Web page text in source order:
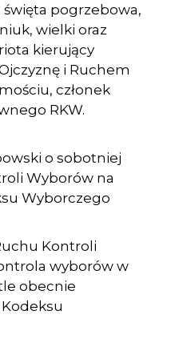
święta pogrzebowa,
wielki oraz
kierujący
i Ruchem
członek
RKW.
o sobotniej
Wyborów na
Wyborczego
Kontroli
wyborów w
obecnie